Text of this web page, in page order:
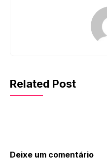
Related Post
Deixe um comentário